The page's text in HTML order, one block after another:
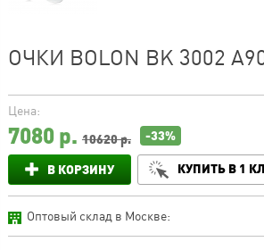
ОЧКИ BOLON BK 3002
Цена:
7080р. 10620 р. -33%
В КОРЗИНУ КУПИТЬ В 1
Оптовый склад в Москве: